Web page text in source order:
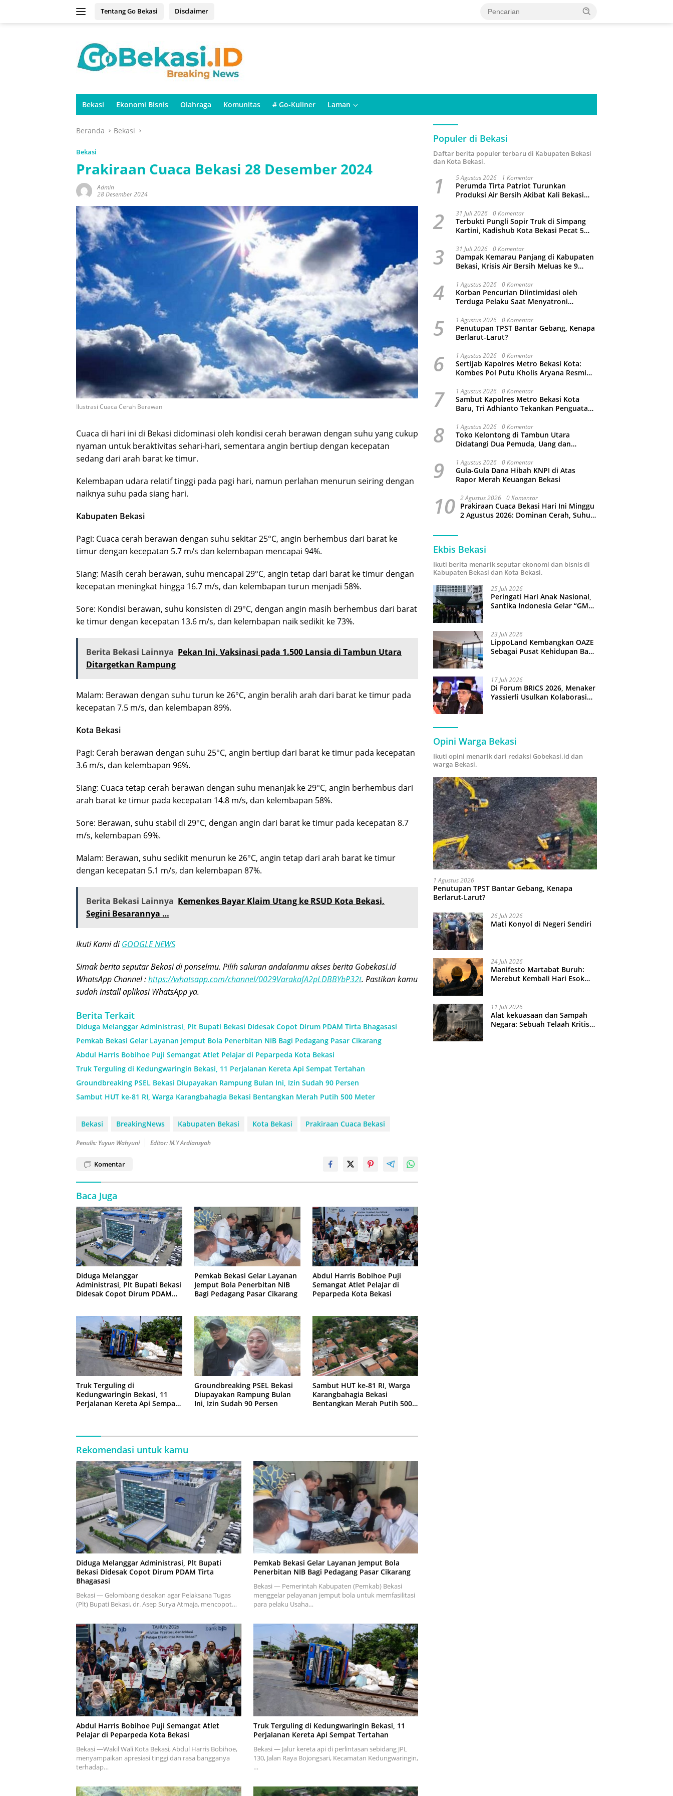
Tentang Go Bekasi Disclaimer
Bekasi Ekonomi Bisnis Olahraga Komunitas # Go-Kuliner Laman
Beranda Bekasi
Bekasi
Prakiraan Cuaca Bekasi 28 Desember 2024
Admin
28 Desember 2024
Ilustrasi Cuaca Cerah Berawan
Cuaca di hari ini di Bekasi didominasi oleh kondisi cerah berawan dengan suhu yang cukup
nyaman untuk beraktivitas sehari-hari, sementara angin bertiup dengan kecepatan
sedang dari arah barat ke timur.
Kelembapan udara relatif tinggi pada pagi hari, namun perlahan menurun seiring dengan
naiknya suhu pada siang hari.
Kabupaten Bekasi
Pagi: Cuaca cerah berawan dengan suhu sekitar 25°C, angin berhembus dari barat ke
timur dengan kecepatan 5.7 m/s dan kelembapan mencapai 94%.
Siang: Masih cerah berawan, suhu mencapai 29°C, angin tetap dari barat ke timur dengan
kecepatan meningkat hingga 16.7 m/s, dan kelembapan turun menjadi 58%.
Sore: Kondisi berawan, suhu konsisten di 29°C, dengan angin masih berhembus dari barat
ke timur dengan kecepatan 13.6 m/s, dan kelembapan naik sedikit ke 73%.
Berita Bekasi Lainnya Pekan Ini, Vaksinasi pada 1.500 Lansia di Tambun Utara
Ditargetkan Rampung
Malam: Berawan dengan suhu turun ke 26°C, angin beralih arah dari barat ke timur pada
kecepatan 7.5 m/s, dan kelembapan 89%.
Kota Bekasi
Pagi: Cerah berawan dengan suhu 25°C, angin bertiup dari barat ke timur pada kecepatan
3.6 m/s, dan kelembapan 96%.
Siang: Cuaca tetap cerah berawan dengan suhu menanjak ke 29°C, angin berhembus dari
arah barat ke timur pada kecepatan 14.8 m/s, dan kelembapan 58%.
Sore: Berawan, suhu stabil di 29°C, dengan angin dari barat ke timur pada kecepatan 8.7
m/s, kelembapan 69%.
Malam: Berawan, suhu sedikit menurun ke 26°C, angin tetap dari arah barat ke timur
dengan kecepatan 5.1 m/s, dan kelembapan 87%.
Berita Bekasi Lainnya Kemenkes Bayar Klaim Utang ke RSUD Kota Bekasi,
Segini Besarannya …
Ikuti Kami diGOOGLE NEWS
Simak berita seputar Bekasi di ponselmu. Pilih saluran andalanmu akses berita Gobekasi.id
WhatsApp Channel :https://whatsapp.com/channel/0029VarakafA2pLDBBYbP32t. Pastikan kamu
sudah install aplikasi WhatsApp ya.
Berita Terkait
Diduga Melanggar Administrasi, Plt Bupati Bekasi Didesak Copot Dirum PDAM Tirta Bhagasasi
Pemkab Bekasi Gelar Layanan Jemput Bola Penerbitan NIB Bagi Pedagang Pasar Cikarang
Abdul Harris Bobihoe Puji Semangat Atlet Pelajar di Peparpeda Kota Bekasi
Truk Terguling di Kedungwaringin Bekasi, 11 Perjalanan Kereta Api Sempat Tertahan
Groundbreaking PSEL Bekasi Diupayakan Rampung Bulan Ini, Izin Sudah 90 Persen
Sambut HUT ke-81 RI, Warga Karangbahagia Bekasi Bentangkan Merah Putih 500 Meter
Bekasi BreakingNews Kabupaten Bekasi Kota Bekasi Prakiraan Cuaca Bekasi
Penulis: Yuyun Wahyuni Editor: M.Y Ardiansyah
Komentar
Baca Juga
Diduga Melanggar
Administrasi, Plt Bupati Bekasi
Didesak Copot Dirum PDAM
Pemkab Bekasi Gelar Layanan
Jemput Bola Penerbitan NIB
Bagi Pedagang Pasar Cikarang
Abdul Harris Bobihoe Puji
Semangat Atlet Pelajar di
Peparpeda Kota Bekasi
Truk Terguling di
Kedungwaringin Bekasi, 11
Perjalanan Kereta Api Sempat
Groundbreaking PSEL Bekasi
Diupayakan Rampung Bulan
Ini, Izin Sudah 90 Persen
Sambut HUT ke-81 RI, Warga
Karangbahagia Bekasi
Bentangkan Merah Putih 500
Rekomendasi untuk kamu
Diduga Melanggar Administrasi, Plt Bupati
Bekasi Didesak Copot Dirum PDAM Tirta
Bhagasasi
Bekasi — Gelombang desakan agar Pelaksana Tugas
(Plt) Bupati Bekasi, dr. Asep Surya Atmaja, mencopot…
Pemkab Bekasi Gelar Layanan Jemput Bola
Penerbitan NIB Bagi Pedagang Pasar Cikarang
Bekasi — Pemerintah Kabupaten (Pemkab) Bekasi
menggelar pelayanan jemput bola untuk memfasilitasi
para pelaku Usaha…
Abdul Harris Bobihoe Puji Semangat Atlet
Pelajar di Peparpeda Kota Bekasi
Bekasi —Wakil Wali Kota Bekasi, Abdul Harris Bobihoe,
menyampaikan apresiasi tinggi dan rasa bangganya
terhadap…
Truk Terguling di Kedungwaringin Bekasi, 11
Perjalanan Kereta Api Sempat Tertahan
Bekasi — Jalur kereta api di perlintasan sebidang JPL
130, Jalan Raya Bojongsari, Kecamatan Kedungwaringin,
…
Populer di Bekasi
Daftar berita populer terbaru di Kabupaten Bekasi
dan Kota Bekasi.
1 5 Agustus 2026 1 Komentar
Perumda Tirta Patriot Turunkan
Produksi Air Bersih Akibat Kali Bekasi
2 31 Juli 2026 0 Komentar
Terbukti Pungli Sopir Truk di Simpang
Kartini, Kadishub Kota Bekasi Pecat 5
3 31 Juli 2026 0 Komentar
Dampak Kemarau Panjang di Kabupaten
Bekasi, Krisis Air Bersih Meluas ke 9
4 1 Agustus 2026 0 Komentar
Korban Pencurian Diintimidasi oleh
Terduga Pelaku Saat Menyatroni
Malah Ikut-Ikutan!
5 1 Agustus 2026 0 Komentar
Penutupan TPST Bantar Gebang, Kenapa
Berlarut-Larut?
6 1 Agustus 2026 0 Komentar
Sertijab Kapolres Metro Bekasi Kota:
Kombes Pol Putu Kholis Aryana Resmi
Bintoro
7 1 Agustus 2026 0 Komentar
Sambut Kapolres Metro Bekasi Kota
Baru, Tri Adhianto Tekankan Penguatan
8 1 Agustus 2026 0 Komentar
Toko Kelontong di Tambun Utara
Didatangi Dua Pemuda, Uang dan
9 1 Agustus 2026 0 Komentar
Gula-Gula Dana Hibah KNPI di Atas
Rapor Merah Keuangan Bekasi
10 2 Agustus 2026 0 Komentar
Prakiraan Cuaca Bekasi Hari Ini Minggu
2 Agustus 2026: Dominan Cerah, Suhu
Ekbis Bekasi
Ikuti berita menarik seputar ekonomi dan bisnis di
Kabupaten Bekasi dan Kota Bekasi.
25 Juli 2026
Peringati Hari Anak Nasional,
Santika Indonesia Gelar “GM
23 Juli 2026
LippoLand Kembangkan OAZE
Sebagai Pusat Kehidupan Baru
17 Juli 2026
Di Forum BRICS 2026, Menaker
Yassierli Usulkan Kolaborasi
Opini Warga Bekasi
Ikuti opini menarik dari redaksi Gobekasi.id dan
warga Bekasi.
1 Agustus 2026
Penutupan TPST Bantar Gebang, Kenapa
Berlarut-Larut?
26 Juli 2026
Mati Konyol di Negeri Sendiri
24 Juli 2026
Manifesto Martabat Buruh:
Merebut Kembali Hari Esok
11 Juli 2026
Alat kekuasaan dan Sampah
Negara: Sebuah Telaah Kritis